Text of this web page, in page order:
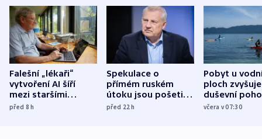
Falešní „lékaři“
vytvoření AI šíří
mezi staršími
Poláky nebezpečné
před 8h
Spekulace o
přímém ruském
útoku jsou pošetilé,
míní estonský
před 22h
Pobyt u
ploch zvyšuje
duševní
ukázala
včera v 07:30